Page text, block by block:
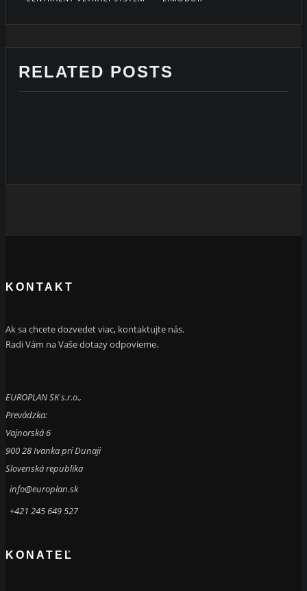
RELATED POSTS
KONTAKT
Ak sa chcete dozvedet viac, kontaktujte nás.
Radi Vám na Vaše dotazy odpovieme.
EUROPLAN SK s.r.o.,
Prevádzka:
Vajnorská 6
900 28 Ivanka pri Dunaji
Slovenská republika
info@europlan.sk
+421 245 649 527
KONATEĽ